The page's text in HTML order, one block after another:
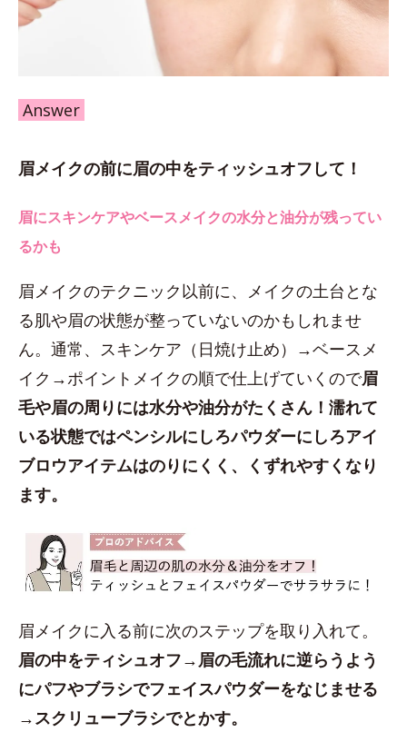
Answer
眉メイクの前に眉の中をティッシュオフして！
眉にスキンケアやベースメイクの水分と油分が残ってい
るかも
眉メイクのテクニック以前に、メイクの土台とな
る肌や眉の状態が整っていないのかもしれませ
ん。通常、スキンケア（日焼け止め）→ベースメ
イク→ポイントメイクの順で仕上げていくので眉
毛や眉の周りには水分や油分がたくさん！濡れて
いる状態ではペンシルにしろパウダーにしろアイ
ブロウアイテムはのりにくく、くずれやすくなり
ます。
眉メイクに入る前に次のステップを取り入れて。
眉の中をティシュオフ→眉の毛流れに逆らうよう
にパフやブラシでフェイスパウダーをなじませる
→スクリューブラシでとかす。